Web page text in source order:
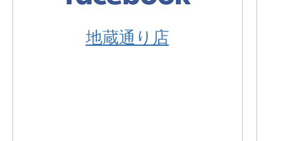
地蔵通り店